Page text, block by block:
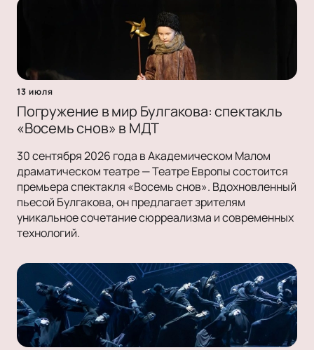
13 июля
Погружение в мир Булгакова: спектакль
«Восемь снов» в МДТ
30 сентября 2026 года в Академическом Малом
драматическом театре — Театре Европы состоится
премьера спектакля «Восемь снов». Вдохновленный
пьесой Булгакова, он предлагает зрителям
уникальное сочетание сюрреализма и современных
технологий.